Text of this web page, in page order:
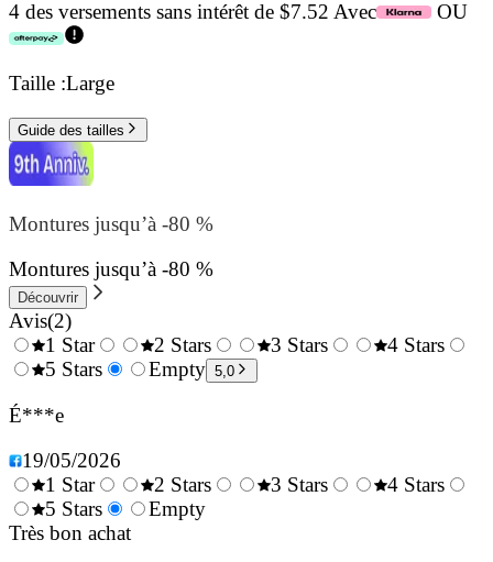
4 des versements sans intérêt de $7.52 Avec OU
Taille :Large
Guide des tailles
Montures jusqu’à -80 %
Montures jusqu’à -80 %
Découvrir
Avis(2)
0.5
1 Star
1.5
2 Stars
2.5
3 Stars
4 Stars
5 Stars Empty 5,0
É***e
19/05/2026
0.5
Stars
1 Star
1.5
Stars
2 Stars
3 Stars
4 Stars
5 Stars
Empty
Très bon achat